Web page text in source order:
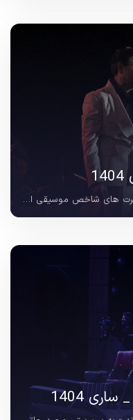
کنسرت سالار عقیلی در ساری ، یکی از کنسرت های شاخص موسیقی اصیل ایرانی که در 8 خردادماه 1404 در سالن همایش دنیای آرزو برگزار شد. این کنسرت با فضایی گرم و در عین حال باشکوه...
1404